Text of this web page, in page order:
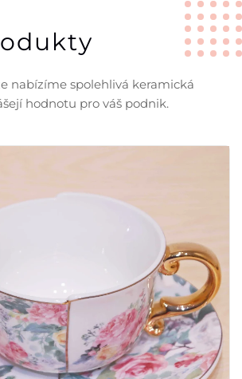
nabízíme spolehlivá keramická
hodnotu pro váš podnik.